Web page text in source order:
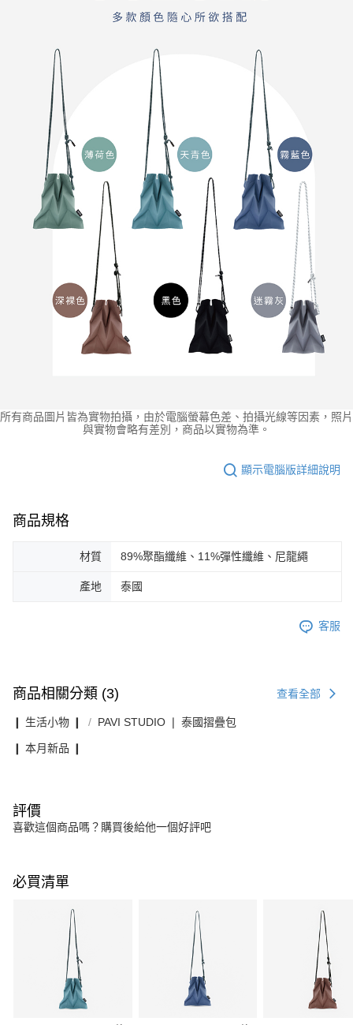
所有商品圖片皆為實物拍攝，由於電腦螢幕色差、拍攝光線等因素，照片
與實物會略有差別，商品以實物為準。
顯示電腦版詳細說明
商品規格
材質 89%聚酯纖維、11%彈性纖維、尼龍繩
產地 泰國
客服
商品相關分類 (3) 查看全部
❙ 生活小物 ❙ PAVI STUDIO ❘ 泰國摺疊包
❙ 本月新品 ❙
評價
喜歡這個商品嗎？購買後給他一個好評吧
必買清單